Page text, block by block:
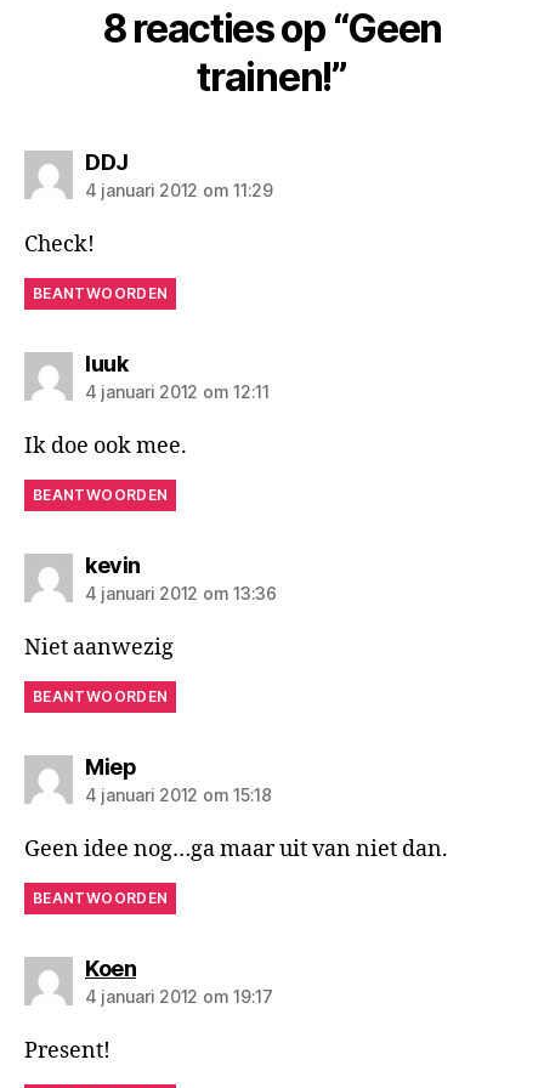
8 reacties op “Geen
trainen!”
DDJzegt:
4 januari 2012 om 11:29
Check!
BEANTWOORDEN
luukzegt:
4 januari 2012 om 12:11
Ik doe ook mee.
BEANTWOORDEN
kevinzegt:
4 januari 2012 om 13:36
Niet aanwezig
BEANTWOORDEN
Miepzegt:
4 januari 2012 om 15:18
Geen idee nog…ga maar uit van niet dan.
BEANTWOORDEN
Koenzegt:
4 januari 2012 om 19:17
Present!